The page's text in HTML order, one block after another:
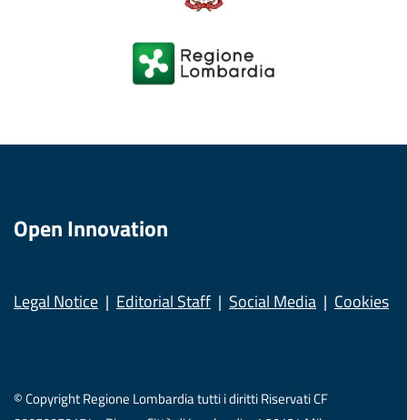
Open Innovation
Legal Notice Editorial Staff Social Media Cookies
© Copyright Regione Lombardia tutti i diritti Riservati CF